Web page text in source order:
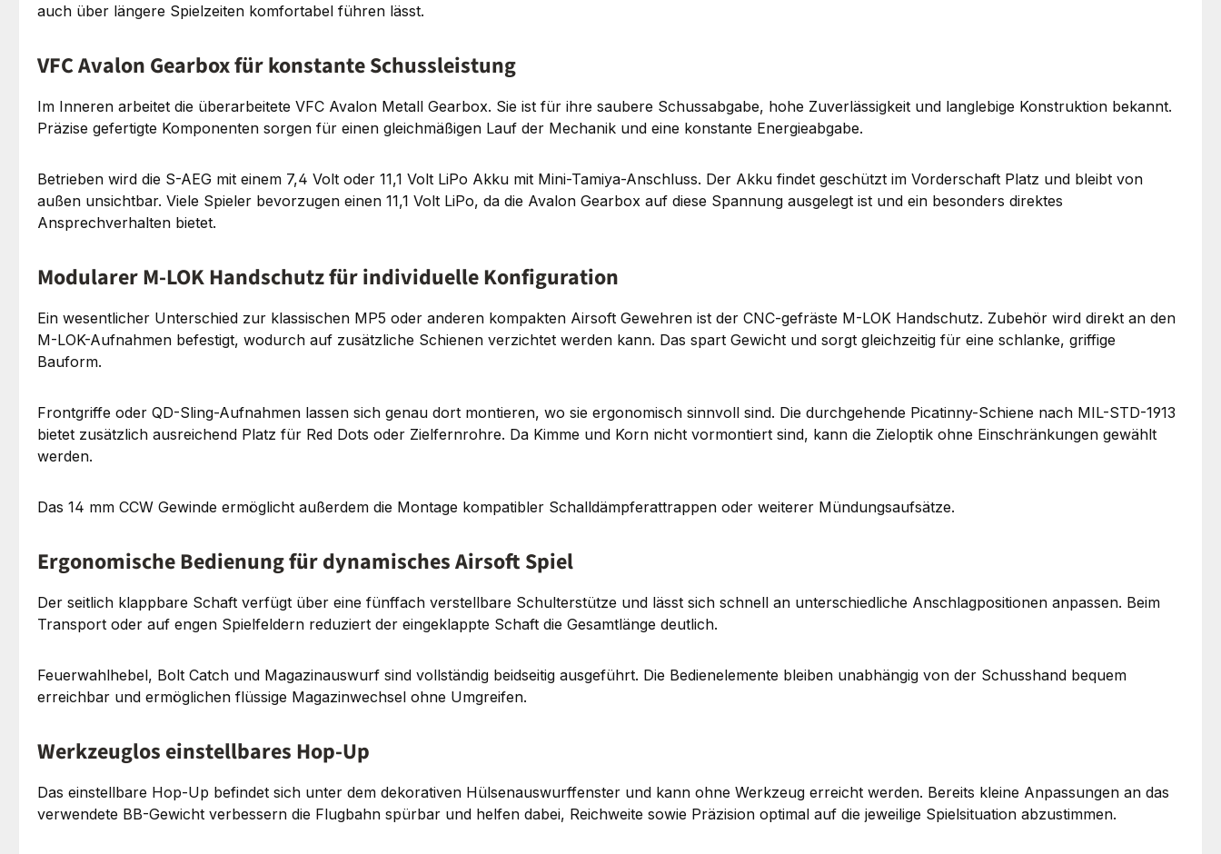
auch über längere Spielzeiten komfortabel führen lässt.
VFC Avalon Gearbox für konstante Schussleistung
Im Inneren arbeitet die überarbeitete VFC Avalon Metall Gearbox. Sie ist für ihre saubere Schussabgabe, hohe Zuverlässigkeit und langlebige Konstruktion bekannt.
Präzise gefertigte Komponenten sorgen für einen gleichmäßigen Lauf der Mechanik und eine konstante Energieabgabe.
Betrieben wird die S-AEG mit einem 7,4 Volt oder 11,1 Volt LiPo Akku mit Mini-Tamiya-Anschluss. Der Akku findet geschützt im Vorderschaft Platz und bleibt von
außen unsichtbar. Viele Spieler bevorzugen einen 11,1 Volt LiPo, da die Avalon Gearbox auf diese Spannung ausgelegt ist und ein besonders direktes
Ansprechverhalten bietet.
Modularer M-LOK Handschutz für individuelle Konfiguration
Ein wesentlicher Unterschied zur klassischen MP5 oder anderen kompakten Airsoft Gewehren ist der CNC-gefräste M-LOK Handschutz. Zubehör wird direkt an den
M-LOK-Aufnahmen befestigt, wodurch auf zusätzliche Schienen verzichtet werden kann. Das spart Gewicht und sorgt gleichzeitig für eine schlanke, griffige
Bauform.
Frontgriffe oder QD-Sling-Aufnahmen lassen sich genau dort montieren, wo sie ergonomisch sinnvoll sind. Die durchgehende Picatinny-Schiene nach MIL-STD-1913
bietet zusätzlich ausreichend Platz für Red Dots oder Zielfernrohre. Da Kimme und Korn nicht vormontiert sind, kann die Zieloptik ohne Einschränkungen gewählt
werden.
Das 14 mm CCW Gewinde ermöglicht außerdem die Montage kompatibler Schalldämpferattrappen oder weiterer Mündungsaufsätze.
Ergonomische Bedienung für dynamisches Airsoft Spiel
Der seitlich klappbare Schaft verfügt über eine fünffach verstellbare Schulterstütze und lässt sich schnell an unterschiedliche Anschlagpositionen anpassen. Beim
Transport oder auf engen Spielfeldern reduziert der eingeklappte Schaft die Gesamtlänge deutlich.
Feuerwahlhebel, Bolt Catch und Magazinauswurf sind vollständig beidseitig ausgeführt. Die Bedienelemente bleiben unabhängig von der Schusshand bequem
erreichbar und ermöglichen flüssige Magazinwechsel ohne Umgreifen.
Werkzeuglos einstellbares Hop-Up
Das einstellbare Hop-Up befindet sich unter dem dekorativen Hülsenauswurffenster und kann ohne Werkzeug erreicht werden. Bereits kleine Anpassungen an das
verwendete BB-Gewicht verbessern die Flugbahn spürbar und helfen dabei, Reichweite sowie Präzision optimal auf die jeweilige Spielsituation abzustimmen.